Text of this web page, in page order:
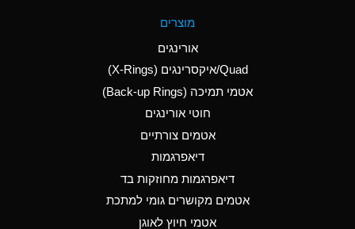
Aluminum Nitrate
(Aqueous)
Aluminum Phosphate
Ammonia Anhydrous
B
מוצרים
אורינגים
Quad/איקסרינגים (X-Rings)
אטמי תמיכה (Back-up Rings)
חוטי אורינגים
אטמים צורתיים
דיאפרגמות
דיאפרגמות מחוזקות בד
אטמים מקושרים גומי למתכת
אטמי חיוץ לאוגן